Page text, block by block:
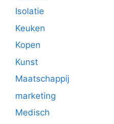
Isolatie
Keuken
Kopen
Kunst
Maatschappij
marketing
Medisch